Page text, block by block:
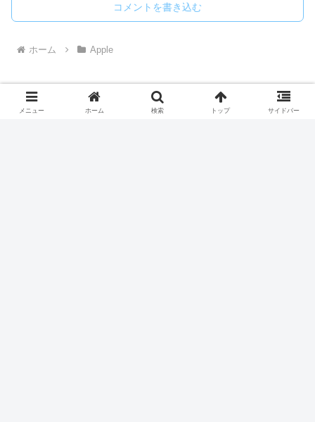
コメントを書き込む
ホーム Apple
メニュー ホーム 検索 トップ サイドバー